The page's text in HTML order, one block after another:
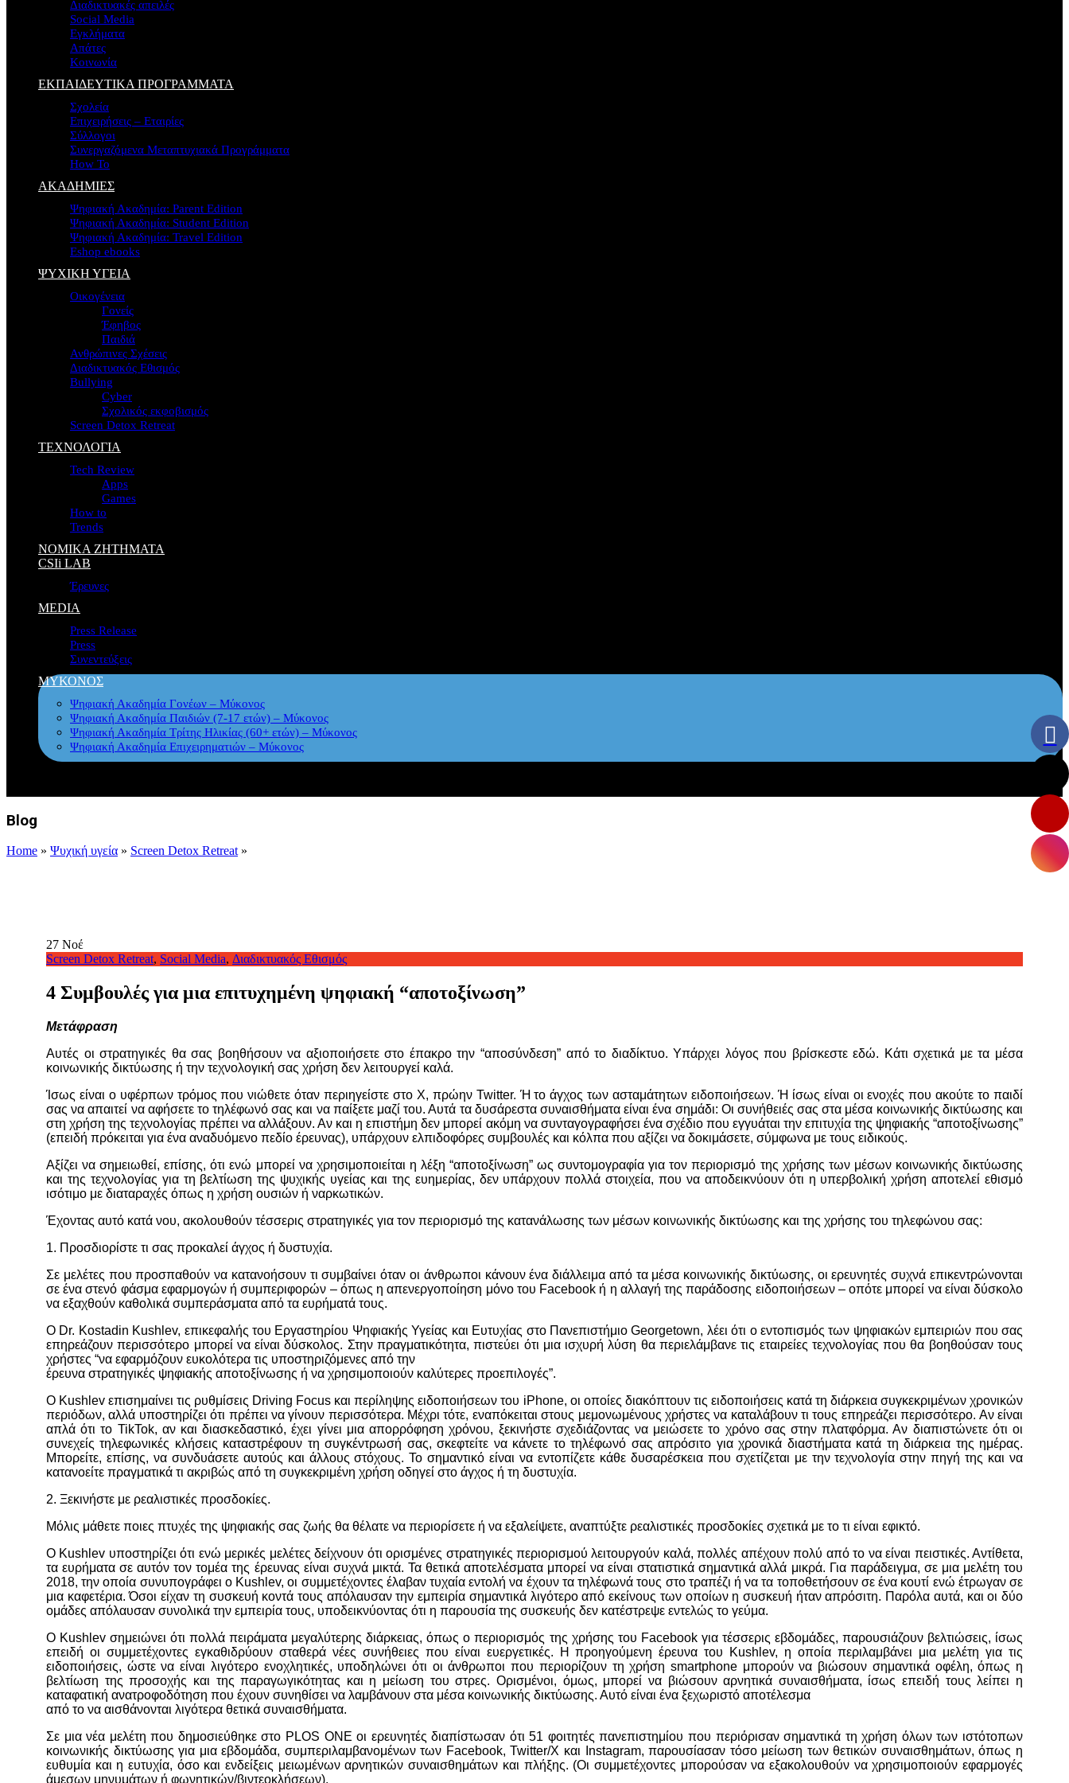
Διαδικτυακές απειλές
Social Media
Εγκλήματα
Απάτες
Κοινωνία
ΕΚΠΑΙΔΕΥΤΙΚΑ ΠΡΟΓΡΑΜΜΑΤΑ
Σχολεία
Επιχειρήσεις – Εταιρίες
Σύλλογοι
Συνεργαζόμενα Μεταπτυχιακά Προγράμματα
How To
ΑΚΑΔΗΜΙΕΣ
Ψηφιακή Ακαδημία: Parent Edition
Ψηφιακή Ακαδημία: Student Edition
Ψηφιακή Ακαδημία: Travel Edition
Eshop ebooks
ΨΥΧΙΚΗ ΥΓΕΙΑ
Οικογένεια
Γονείς
Έφηβος
Παιδιά
Ανθρώπινες Σχέσεις
Διαδικτυακός Εθισμός
Bullying
Cyber
Σχολικός εκφοβισμός
Screen Detox Retreat
ΤΕΧΝΟΛΟΓΙΑ
Tech Review
Apps
Games
How to
Trends
ΝΟΜΙΚΑ ΖΗΤΗΜΑΤΑ
CSIi LAB
Έρευνες
MEDIA
Press Release
Press
Συνεντεύξεις
ΜΥΚΟΝΟΣ
Ψηφιακή Ακαδημία Γονέων – Μύκονος
Ψηφιακή Ακαδημία Παιδιών (7-17 ετών) – Μύκονος
Ψηφιακή Ακαδημία Τρίτης Ηλικίας (60+ ετών) – Μύκονος
Ψηφιακή Ακαδημία Επιχειρηματιών – Μύκονος
Blog
Home » Ψυχική υγεία » Screen Detox Retreat»
27 Νοέ
Screen Detox Retreat, Social Media, Διαδικτυακός Εθισμός
4 Συμβουλές για μια επιτυχημένη ψηφιακή “αποτοξίνωση”
Μετάφραση
Αυτές οι στρατηγικές θα σας βοηθήσουν να αξιοποιήσετε στο έπακρο την “αποσύνδεση” από το διαδίκτυο. Υπάρχει λόγος που βρίσκεστε εδώ. Κάτι σχετικά με τα μέσα
κοινωνικής δικτύωσης ή την τεχνολογική σας χρήση δεν λειτουργεί καλά.
Ίσως είναι ο υφέρπων τρόμος που νιώθετε όταν περιηγείστε στο X, πρώην Twitter. Ή το άγχος των ασταμάτητων ειδοποιήσεων. Ή ίσως είναι οι ενοχές που ακούτε το παιδί
σας να απαιτεί να αφήσετε το τηλέφωνό σας και να παίξετε μαζί του. Αυτά τα δυσάρεστα συναισθήματα είναι ένα σημάδι: Οι συνήθειές σας στα μέσα κοινωνικής δικτύωσης και
στη χρήση της τεχνολογίας πρέπει να αλλάξουν. Αν και η επιστήμη δεν μπορεί ακόμη να συνταγογραφήσει ένα σχέδιο που εγγυάται την επιτυχία της ψηφιακής “αποτοξίνωσης”
(επειδή πρόκειται για ένα αναδυόμενο πεδίο έρευνας), υπάρχουν ελπιδοφόρες συμβουλές και κόλπα που αξίζει να δοκιμάσετε, σύμφωνα με τους ειδικούς.
Αξίζει να σημειωθεί, επίσης, ότι ενώ μπορεί να χρησιμοποιείται η λέξη “αποτοξίνωση” ως συντομογραφία για τον περιορισμό της χρήσης των μέσων κοινωνικής δικτύωσης
και της τεχνολογίας για τη βελτίωση της ψυχικής υγείας και της ευημερίας, δεν υπάρχουν πολλά στοιχεία, που να αποδεικνύουν ότι η υπερβολική χρήση αποτελεί εθισμό
ισότιμο με διαταραχές όπως η χρήση ουσιών ή ναρκωτικών.
Έχοντας αυτό κατά νου, ακολουθούν τέσσερις στρατηγικές για τον περιορισμό της κατανάλωσης των μέσων κοινωνικής δικτύωσης και της χρήσης του τηλεφώνου σας:
1. Προσδιορίστε τι σας προκαλεί άγχος ή δυστυχία.
Σε μελέτες που προσπαθούν να κατανοήσουν τι συμβαίνει όταν οι άνθρωποι κάνουν ένα διάλλειμα από τα μέσα κοινωνικής δικτύωσης, οι ερευνητές συχνά επικεντρώνονται
σε ένα στενό φάσμα εφαρμογών ή συμπεριφορών – όπως η απενεργοποίηση μόνο του Facebook ή η αλλαγή της παράδοσης ειδοποιήσεων – οπότε μπορεί να είναι δύσκολο
να εξαχθούν καθολικά συμπεράσματα από τα ευρήματά τους.
Ο Dr. Kostadin Kushlev, επικεφαλής του Εργαστηρίου Ψηφιακής Υγείας και Ευτυχίας στο Πανεπιστήμιο Georgetown, λέει ότι ο εντοπισμός των ψηφιακών εμπειριών που σας
επηρεάζουν περισσότερο μπορεί να είναι δύσκολος. Στην πραγματικότητα, πιστεύει ότι μια ισχυρή λύση θα περιελάμβανε τις εταιρείες τεχνολογίας που θα βοηθούσαν τους
χρήστες “να εφαρμόζουν ευκολότερα τις υποστηριζόμενες από την
έρευνα στρατηγικές ψηφιακής αποτοξίνωσης ή να χρησιμοποιούν καλύτερες προεπιλογές”.
Ο Kushlev επισημαίνει τις ρυθμίσεις Driving Focus και περίληψης ειδοποιήσεων του iPhone, οι οποίες διακόπτουν τις ειδοποιήσεις κατά τη διάρκεια συγκεκριμένων χρονικών
περιόδων, αλλά υποστηρίζει ότι πρέπει να γίνουν περισσότερα. Μέχρι τότε, εναπόκειται στους μεμονωμένους χρήστες να καταλάβουν τι τους επηρεάζει περισσότερο. Αν είναι
απλά ότι το TikTok, αν και διασκεδαστικό, έχει γίνει μιααπορρόφηση χρόνου, ξεκινήστε σχεδιάζοντας να μειώσετε το χρόνο σας στην πλατφόρμα. Αν διαπιστώνετε ότι οι
συνεχείς τηλεφωνικές κλήσεις καταστρέφουν τη συγκέντρωσή σας, σκεφτείτε να κάνετε το τηλέφωνό σας απρόσιτο για χρονικά διαστήματα κατά τη διάρκεια της ημέρας.
Μπορείτε, επίσης, να συνδυάσετε αυτούς και άλλους στόχους. Το σημαντικό είναι να εντοπίζετε κάθε δυσαρέσκεια που σχετίζεται με την τεχνολογία στην πηγή της και να
κατανοείτε πραγματικά τι ακριβώς από τη συγκεκριμένη χρήση οδηγεί στο άγχος ή τη δυστυχία.
2. Ξεκινήστε με ρεαλιστικές προσδοκίες.
Μόλις μάθετε ποιες πτυχές της ψηφιακής σας ζωής θα θέλατε να περιορίσετε ή να εξαλείψετε, αναπτύξτε ρεαλιστικές προσδοκίες σχετικά με το τι είναι εφικτό.
Ο Kushlev υποστηρίζει ότι ενώ μερικές μελέτες δείχνουν ότι ορισμένες στρατηγικές περιορισμού λειτουργούν καλά, πολλές απέχουν πολύ από το να είναι πειστικές. Αντίθετα,
τα ευρήματα σε αυτόν τον τομέα της έρευνας είναι συχνά μικτά. Τα θετικά αποτελέσματα μπορεί να είναι στατιστικά σημαντικά αλλά μικρά. Για παράδειγμα, σε μια μελέτη του
2018, την οποία συνυπογράφει ο Kushlev, οι συμμετέχοντες έλαβαν τυχαία εντολή να έχουν τα τηλέφωνά τους στο τραπέζι ή να τα τοποθετήσουν σε ένα κουτί ενώ έτρωγαν σε
μια καφετέρια. Όσοι είχαν τη συσκευή κοντά τους απόλαυσαν την εμπειρία σημαντικά λιγότερο από εκείνους των οποίων η συσκευή ήταν απρόσιτη. Παρόλα αυτά, και οι δύο
ομάδες απόλαυσαν συνολικά την εμπειρία τους, υποδεικνύοντας ότι η παρουσία της συσκευής δεν κατέστρεψε εντελώς το γεύμα.
Ο Kushlev σημειώνει ότι πολλά πειράματα μεγαλύτερης διάρκειας, όπως ο περιορισμός της χρήσης του Facebook για τέσσερις εβδομάδες, παρουσιάζουν βελτιώσεις, ίσως
επειδή οι συμμετέχοντες εγκαθιδρύουν σταθερά νέες συνήθειες που είναι ευεργετικές. Η προηγούμενη έρευνα του Kushlev, η οποία περιλαμβάνει μια μελέτη για τις
ειδοποιήσεις, ώστε να είναι λιγότερο ενοχλητικές, υποδηλώνει ότι οι άνθρωποι που περιορίζουν τη χρήση smartphone μπορούν να βιώσουν σημαντικά οφέλη, όπως η
βελτίωση της προσοχής και της παραγωγικότητας και η μείωση του στρες. Ορισμένοι, όμως, μπορεί να βιώσουν αρνητικά συναισθήματα, ίσως επειδή τους λείπει η
καταφατική ανατροφοδότηση που έχουν συνηθίσει να λαμβάνουν στα μέσα κοινωνικής δικτύωσης. Αυτό είναι ένα ξεχωριστό αποτέλεσμα
από το να αισθάνονται λιγότερα θετικά συναισθήματα.
Σε μια νέα μελέτη που δημοσιεύθηκε στο PLOS ONE οι ερευνητές διαπίστωσαν ότι 51 φοιτητές πανεπιστημίου που περιόρισαν σημαντικά τη χρήση όλων των ιστότοπων
κοινωνικής δικτύωσης για μια εβδομάδα, συμπεριλαμβανομένων των Facebook, Twitter/X και Instagram, παρουσίασαν τόσο μείωση των θετικών συναισθημάτων, όπως η
ευθυμία και η ευτυχία, όσο και ενδείξεις μειωμένων αρνητικών συναισθημάτων και πλήξης. (Οι συμμετέχοντες μπορούσαν να εξακολουθούν να χρησιμοποιούν εφαρμογές
άμεσων μηνυμάτων ή φωνητικών/βιντεοκλήσεων).